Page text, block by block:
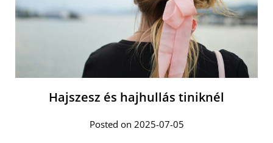
Hajszesz és hajhullás tiniknél
Posted on 2025-07-05